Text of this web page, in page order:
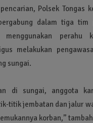
Polsek Tongas
dalam tiga tim
menggunakan perahu
melakukan
sungai.
di sungai, anggota
titik jembatan dan jalur
korban,”